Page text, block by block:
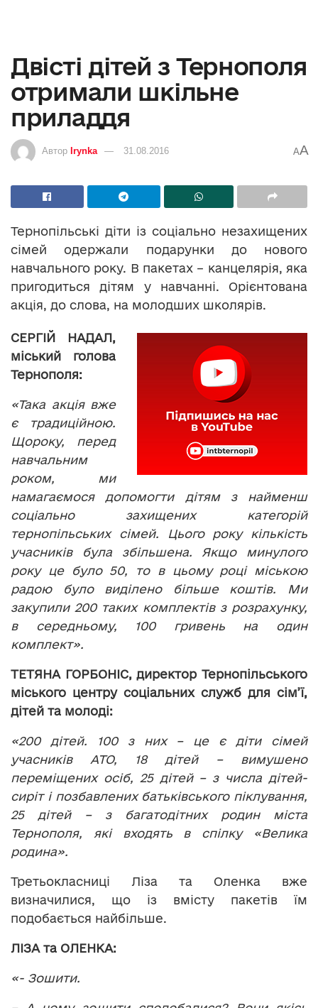
Двісті дітей з Тернополя
отримали шкільне
приладдя
Автор Irynka 31.08.2016 AA
Тернопільські діти із соціально незахищених
сімей одержали подарунки до нового
навчального року. В пакетах – канцелярія, яка
пригодиться дітям у навчанні. Орієнтована
акція, до слова, на молодших школярів.
СЕРГІЙ НАДАЛ,
міський голова
Тернополя:
«Така акція вже
є традиційною.
Щороку, перед
навчальним
роком, ми
намагаємося допомогти дітям з найменш
соціально захищених категорій
тернопільських сімей. Цього року кількість
учасників була збільшена. Якщо минулого
року це було 50, то в цьому році міською
радою було виділено більше коштів. Ми
закупили 200 таких комплектів з розрахунку,
в середньому, 100 гривень на один
комплект».
ТЕТЯНА ГОРБОНІС, директор Тернопільського
міського центру соціальних служб для сім’ї,
дітей та молоді:
«200 дітей. 100 з них – це є діти сімей
учасників АТО, 18 дітей – вимушено
переміщених осіб, 25 дітей – з числа дітей-
сиріт і позбавлених батьківського піклування,
25 дітей – з багатодітних родин міста
Тернополя, які входять в спілку «Велика
родина».
Третьокласниці Ліза та Оленка вже
визначилися, що із вмісту пакетів їм
подобається найбільше.
ЛІЗА та ОЛЕНКА:
«- Зошити.